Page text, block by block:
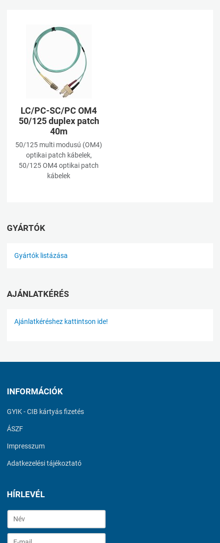
LC/PC-SC/PC OM4
50/125 duplex patch
40m
50/125 multi modusú (OM4)
optikai patch kábelek,
50/125 OM4 optikai patch
kábelek
GYÁRTÓK
Gyártók listázása
AJÁNLATKÉRÉS
Ajánlatkéréshez kattintson ide!
INFORMÁCIÓK
GYIK - CIB kártyás fizetés
ÁSZF
Impresszum
Adatkezelési tájékoztató
HÍRLEVÉL